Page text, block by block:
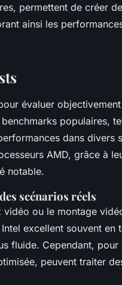
permettent de créer
ainsi les
évaluer
populaires,
dans divers
AMD, grâce à
notable.
scénarios réels
vidéo ou le montage
excellent souvent en
fluide. Cependant, pour
peuvent traiter